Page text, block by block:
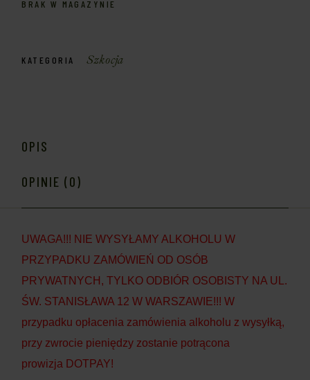
BRAK W MAGAZYNIE
KATEGORIA Szkocja
OPIS
OPINIE (0)
UWAGA!!! NIE WYSYŁAMY ALKOHOLU W
PRZYPADKU ZAMÓWIEŃ OD OSÓB
PRYWATNYCH, TYLKO ODBIÓR OSOBISTY NA UL.
ŚW. STANISŁAWA 12 W WARSZAWIE!!! W
przypadku opłacenia zamówienia alkoholu z wysyłką,
przy zwrocie pieniędzy zostanie potrącona
prowizja DOTPAY!